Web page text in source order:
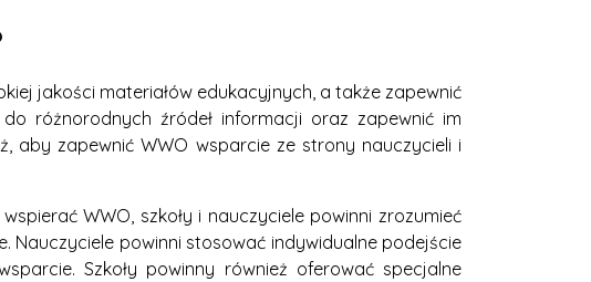
jakości materiałów edukacyjnych, a także zapewnić
różnorodnych źródeł informacji oraz zapewnić im
aby zapewnić WWO wsparcie ze strony nauczycieli i
WWO, szkoły i nauczyciele powinni zrozumieć
powinni stosować indywidualne podejście
Szkoły powinny również oferować specjalne